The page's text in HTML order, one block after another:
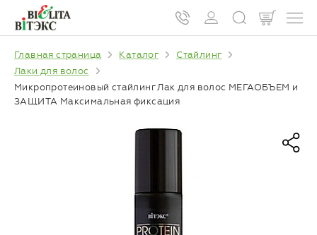
Главная страница Каталог
Стайлинг
Лаки для волос
Микропротеиновый стайлинг Лак для волос МЕГАОБЪЕМ и
ЗАЩИТА Максимальная фиксация